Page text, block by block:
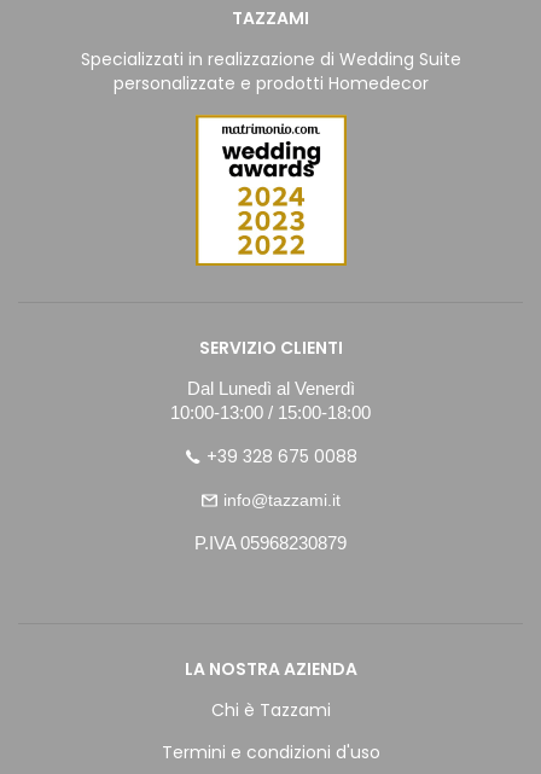
TAZZAMI
Specializzati in realizzazione di Wedding Suite
personalizzate e prodotti Homedecor
SERVIZIO CLIENTI
Dal Lunedì al Venerdì
10:00-13:00 / 15:00-18:00
+39 328 675 0088
info@tazzami.it
P.IVA 05968230879
LA NOSTRA AZIENDA
Chi è Tazzami
Termini e condizioni d'uso